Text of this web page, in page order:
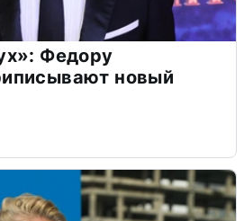
Федору
новый